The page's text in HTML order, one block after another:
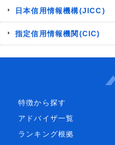
日本信用情報機構(JICC)
指定信用情報機関(CIC)
特徴から探す
アドバイザ一覧
ランキング根拠